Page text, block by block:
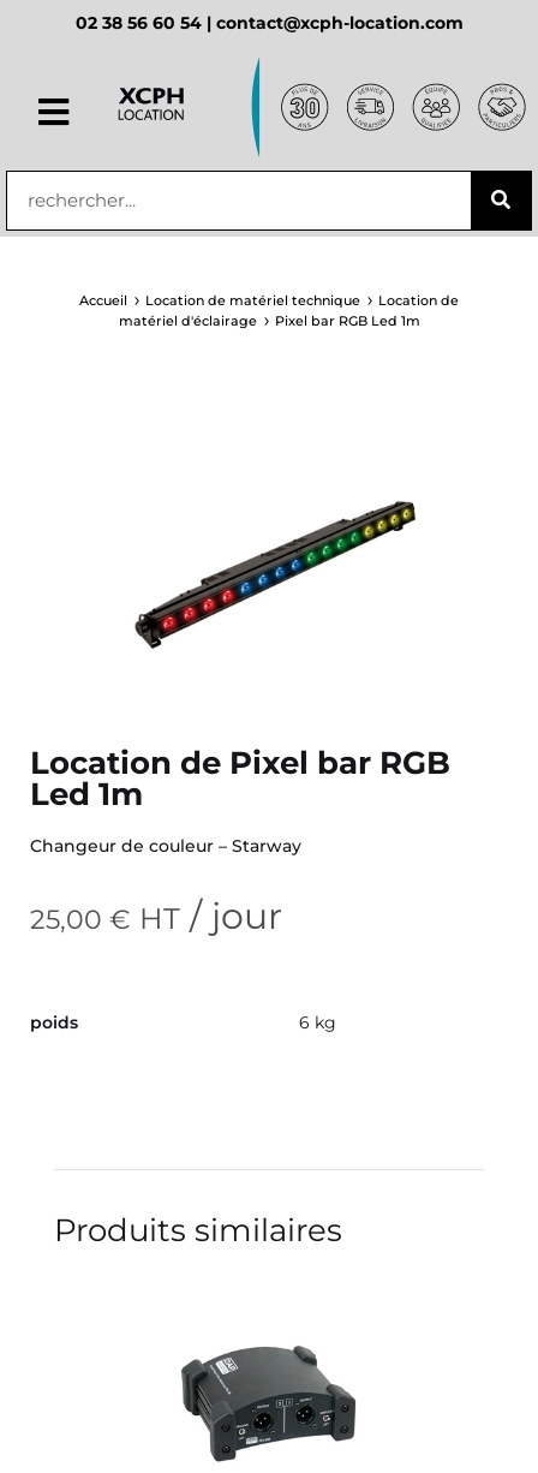
principal02 38 56 60 54 | contact@xcph-location.com
Accueil Location de matériel technique
Location de
matériel d'éclairage
Pixel bar RGB Led 1m
Location de Pixel bar RGB
Led 1m
Changeur de couleur – Starway
25,00 € HT / jour
poids 6 kg
Produits similaires